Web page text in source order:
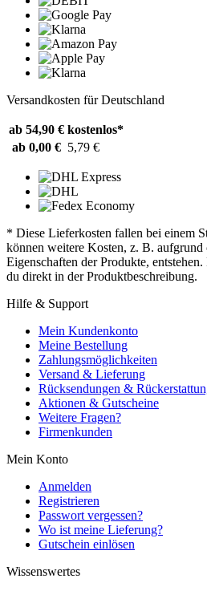
Versandkosten für Deutschland
ab 54,90 € kostenlos*
ab 0,00 € 5,79 €
* Diese Lieferkosten fallen bei einem
können weitere Kosten, z. B. aufgrund
Eigenschaften der Produkte,
du direkt in der Produktbeschreibung.
Hilfe & Support
Mein Kundenkonto
Meine Bestellung
Zahlungsmöglichkeiten
Versand & Lieferung
Rücksendungen &
Aktionen & Gutscheine
Weitere Fragen?
Firmenkunden
Mein Konto
Anmelden
Registrieren
Passwort vergessen?
Wo ist meine Lieferung?
Gutschein einlösen
Wissenswertes